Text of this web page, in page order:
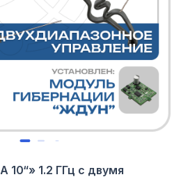
1.2 ГГц с двумя